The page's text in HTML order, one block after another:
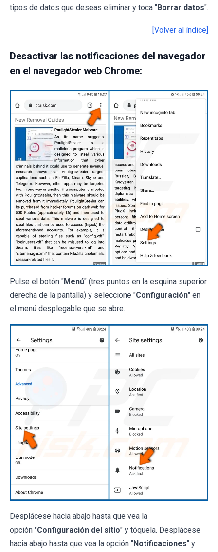
tipos de datos que deseas eliminar y toca "Borrar datos".
[Volver al índice]
Desactivar las notificaciones del navegador
en el navegador web Chrome:
Pulse el botón "Menú" (tres puntos en la esquina superior
derecha de la pantalla) y seleccione "Configuración" en
el menú desplegable que se abre.
Desplácese hacia abajo hasta que vea la
opción "Configuración del sitio" y tóquela. Desplácese
hacia abajo hasta que vea la opción "Notificaciones" y